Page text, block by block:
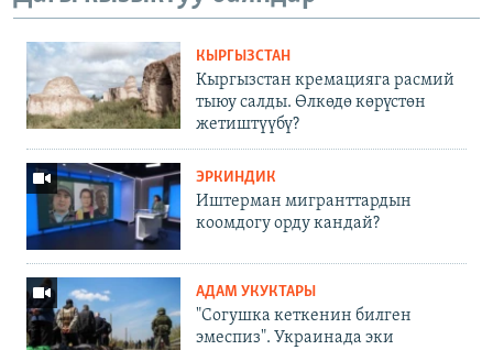
КЫРГЫЗСТАН
Кыргызстан кремацияга расмий
тыюу салды. Өлкөдө көрүстөн
жетиштүүбү?
ЭРКИНДИК
Иштерман мигранттардын
коомдогу орду кандай?
АДАМ УКУКТАРЫ
"Согушка кеткенин билген
эмеспиз". Украинада эки